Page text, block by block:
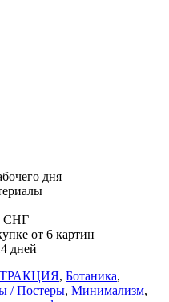
дня
СНГ
от 6 картин
дней
, Ботаника,
/ Постеры, Минимализм,